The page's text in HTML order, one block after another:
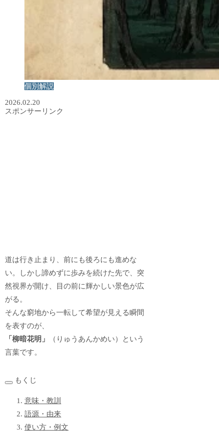
個別解説
2026.02.20
スポンサーリンク
道は行き止まり、前にも後ろにも進めな
い。しかし諦めずに歩みを続けた先で、突
然視界が開け、目の前に輝かしい景色が広
がる。
そんな窮地から一転して希望が見える瞬間
を表すのが、
「柳暗花明」
（りゅうあんかめい）という
言葉です。
もくじ
意味・教訓
語源・由来
使い方・例文